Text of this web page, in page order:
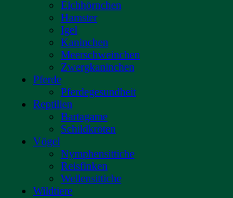
Eichhörnchen
Hamster
Igel
Kaninchen
Meerschweinchen
Zwergkaninchen
Pferde
Pferdegesundheit
Reptilien
Bartagame
Schildkröten
Vögel
Nymphensittiche
Reisfinken
Wellensittiche
Wildtiere